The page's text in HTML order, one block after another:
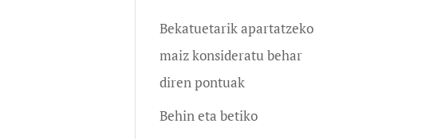
Bekatuetarik apartatzeko
maiz konsideratu behar
diren pontuak
Behin eta betiko